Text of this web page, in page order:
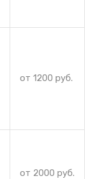
от 1200 руб.
от 2000 руб.